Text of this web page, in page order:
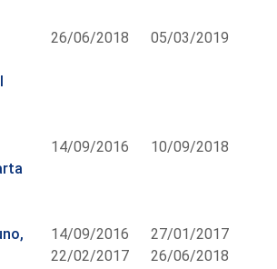
26/06/2018 05/03/2019
14/09/2016 10/09/2018
14/09/2016
22/02/2017
27/01/2017
26/06/2018